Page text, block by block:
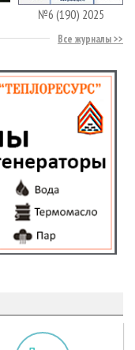
№6 (190) 2025
Все журналы